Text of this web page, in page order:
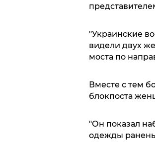
"Украинские
видели двух
моста по
Вместе с тем
блокпоста
"Он показал
одежды